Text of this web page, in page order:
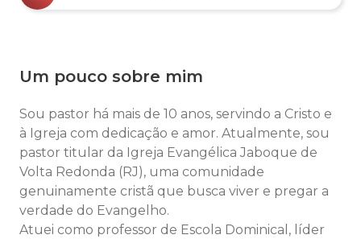
Um pouco sobre mim
Sou pastor há mais de 10 anos, servindo a Cristo e
à Igreja com dedicação e amor. Atualmente, sou
pastor titular da Igreja Evangélica Jaboque de
Volta Redonda (RJ), uma comunidade
genuinamente cristã que busca viver e pregar a
verdade do Evangelho.
Atuei como professor de Escola Dominical, líder